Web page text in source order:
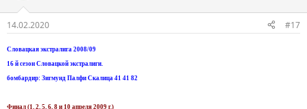
14.02.2020 #17
Словацкая экстралига 2008/09
16 й сезон Словацкой экстралиги.
бомбардир: Зигмунд Палфи Скалица 41 41 82
Финал (1, 2, 5, 6, 8 и 10 апреля 2009 г.)